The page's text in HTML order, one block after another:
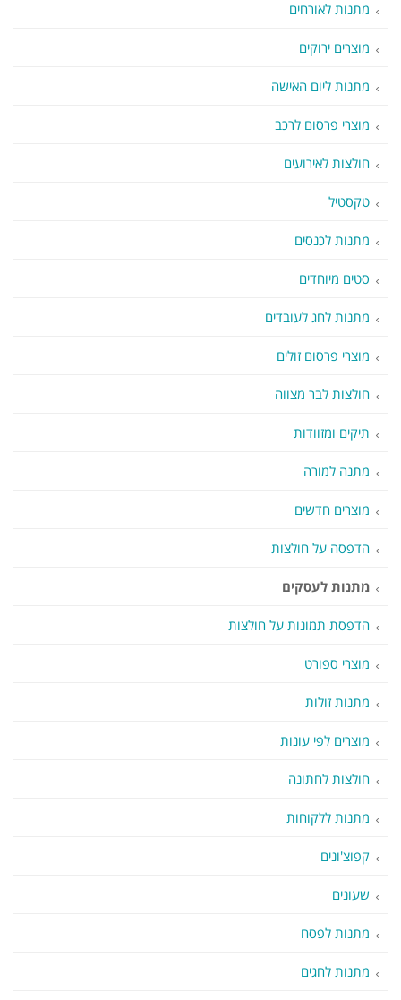
מתנות לאורחים
מוצרים ירוקים
מתנות ליום האישה
מוצרי פרסום לרכב
חולצות לאירועים
טקסטיל
מתנות לכנסים
סטים מיוחדים
מתנות לחג לעובדים
מוצרי פרסום זולים
חולצות לבר מצווה
תיקים ומזוודות
מתנה למורה
מוצרים חדשים
הדפסה על חולצות
מתנות לעסקים
הדפסת תמונות על חולצות
מוצרי ספורט
מתנות זולות
מוצרים לפי עונות
חולצות לחתונה
מתנות ללקוחות
קפוצ'ונים
שעונים
מתנות לפסח
מתנות לחגים